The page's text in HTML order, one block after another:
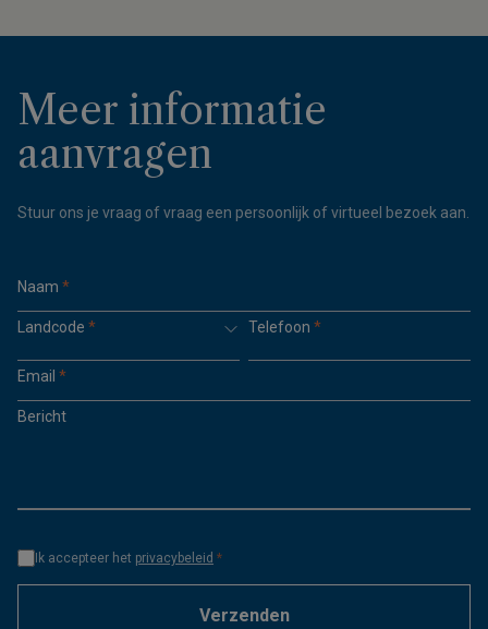
Meer informatie
aanvragen
Stuur ons je vraag of vraag een persoonlijk of virtueel bezoek aan.
Naam *
Landcode * Telefoon *
Email *
Bericht
Ik accepteer het privacybeleid *
Verzenden